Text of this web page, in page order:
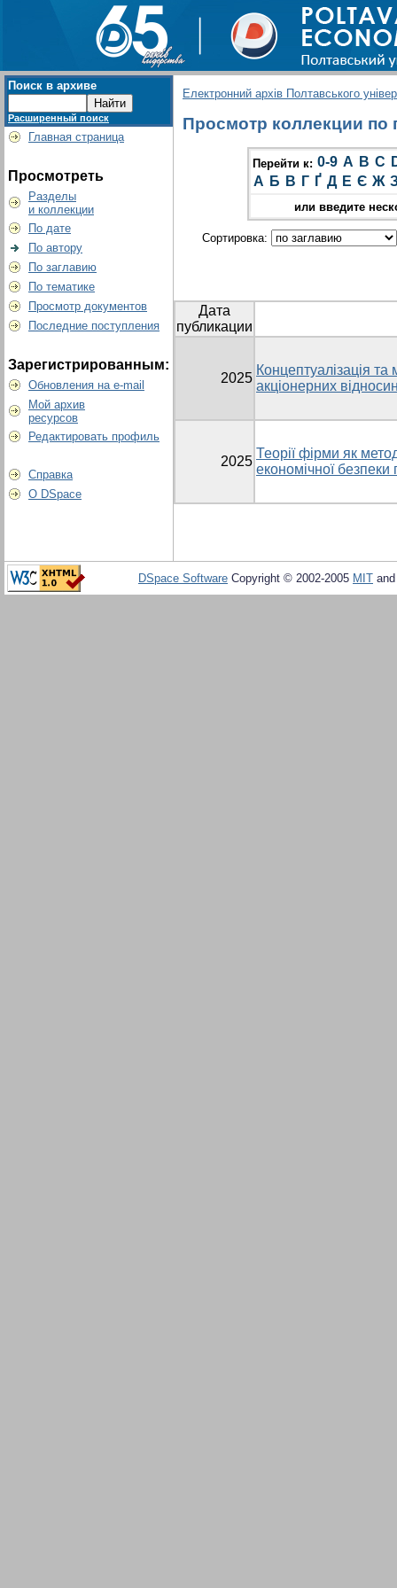
Поиск в архиве
Расширенный поиск
Главная страница
Просмотреть
Разделы
и коллекции
По дате
По автору
По заглавию
По тематике
Просмотр документов
Последние поступления
Зарегистрированным:
Обновления на e-mail
Мой архив
ресурсов
Редактировать профиль
Справка
О DSpace
Електронний архів Полтавського
Просмотр коллекции по
Перейти к: 0-9 A B C
А Б В Г Ґ Д Е Є Ж
или введите
Сортировка:
Дата
публикации
2025
Концептуалізація та
акціонерних
2025
Теорії фірми як
економічної безпеки
DSpace Software Copyright © 2002-2005 MIT